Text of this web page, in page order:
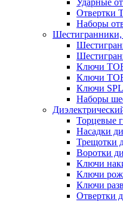
Ударные
Отвертки
Наборы
Ключи
Ключи
Ключи
Наборы
Торцевые
Насадки
Трещотки
Воротки
Ключи
Ключи
Ключи
Отвертки